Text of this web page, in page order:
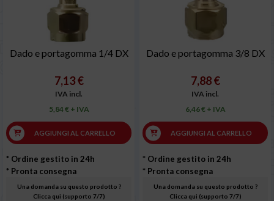
Dado e portagomma 1/4 DX
7,13 €
IVA incl.
5,84 € + IVA
AGGIUNGI AL CARRELLO
* Ordine gestito in 24h
* Pronta consegna
Una domanda su questo prodotto ?
Clicca qui (supporto 7/7)
Dado e portagomma 3/8 DX
7,88 €
IVA incl.
6,46 € + IVA
AGGIUNGI AL CARRELLO
* Ordine gestito in 24h
* Pronta consegna
Una domanda su questo prodotto ?
Clicca qui (supporto 7/7)